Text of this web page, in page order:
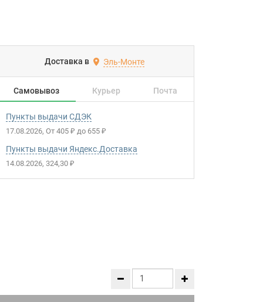
Доставка в Эль-Монте
Самовывоз Курьер Почта
Пункты выдачи СДЭК
17.08.2026 От 405₽ до 655₽
Пункты выдачи Яндекс.Доставка
14.08.2026 324,30₽